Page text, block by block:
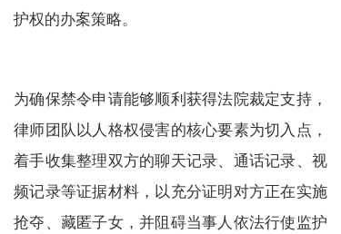
护权的办案策略。
为确保禁令申请能够顺利获得法院裁定支持，
律师团队以人格权侵害的核心要素为切入点，
着手收集整理双方的聊天记录、通话记录、视
频记录等证据材料，以充分证明对方正在实施
抢夺、藏匿子女，并阻碍当事人依法行使监护